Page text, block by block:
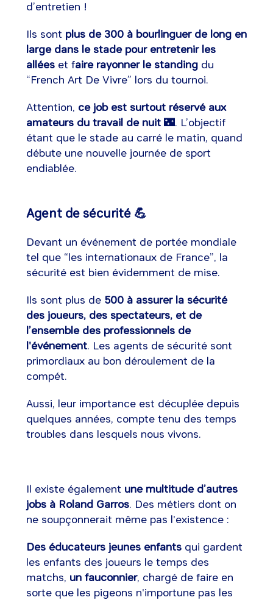
d’entretien !
Ils sont plus de 300 à bourlinguer de long en
large dans le stade pour entretenir les
alléeset faire rayonner le standingdu
“French Art De Vivre” lors du tournoi.
Attention, ce job est surtout réservé aux
amateurs du travail de nuit🌃. L’objectif
étant que le stade au carré le matin, quand
débute une nouvelle journée de sport
endiablée.
Agent de sécurité 💪
Devant un événement de portée mondiale
tel que “les internationaux de France”, la
sécurité est bien évidemment de mise.
Ils sont plus de 500 à assurer la sécurité
des joueurs, des spectateurs, et de
l’ensemble des professionnels de
l'événement. Les agents de sécurité sont
primordiaux au bon déroulement de la
compét.
Aussi, leur importance est décuplée depuis
quelques années, compte tenu des temps
troubles dans lesquels nous vivons.
Il existe également une multitude d’autres
jobs à Roland Garros. Des métiers dont on
ne soupçonnerait même pas l'existence :
Des éducateurs jeunes enfants qui gardent
les enfants des joueurs le temps des
matchs, un fauconnier, chargé de faire en
sorte que les pigeons n'importune pas les